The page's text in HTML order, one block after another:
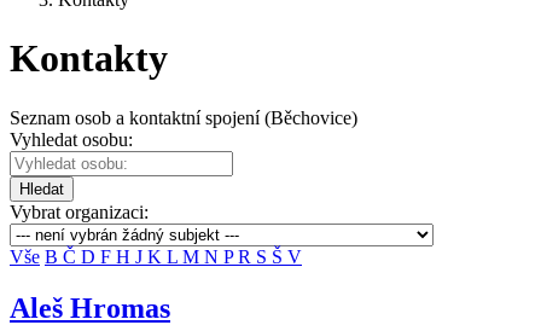
Kontakty
Seznam osob a kontaktní spojení (Běchovice)
Vyhledat osobu:
Hledat
Vybrat organizaci:
Vše B Č D F H J K L M N PR S Š V
Aleš Hromas